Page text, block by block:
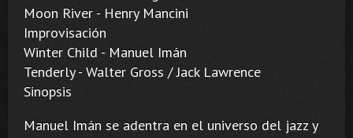
Moon River - Henry Mancini
Improvisación
Winter Child - Manuel Imán
Tenderly - Walter Gross / Jack Lawrence
Sinopsis
Manuel Imán se adentra en el universo del jazz y